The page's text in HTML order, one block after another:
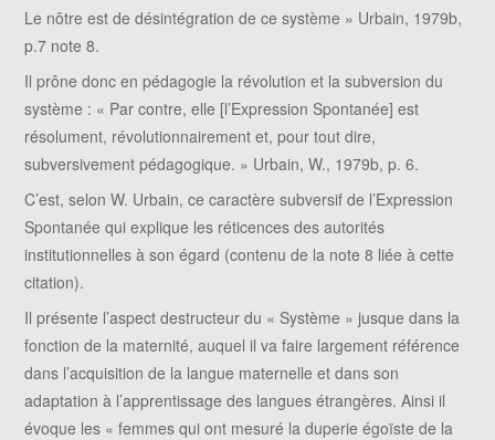
Le nôtre est de désintégration de ce système » Urbain, 1979b,
p.7 note 8.
Il prône donc en pédagogie la révolution et la subversion du
système : « Par contre, elle [l’Expression Spontanée] est
résolument, révolutionnairement et, pour tout dire,
subversivement pédagogique. » Urbain, W., 1979b, p. 6.
C’est, selon W. Urbain, ce caractère subversif de l’Expression
Spontanée qui explique les réticences des autorités
institutionnelles à son égard (contenu de la note 8 liée à cette
citation).
Il présente l’aspect destructeur du « Système » jusque dans la
fonction de la maternité, auquel il va faire largement référence
dans l’acquisition de la langue maternelle et dans son
adaptation à l’apprentissage des langues étrangères. Ainsi il
évoque les « femmes qui ont mesuré la duperie égoïste de la